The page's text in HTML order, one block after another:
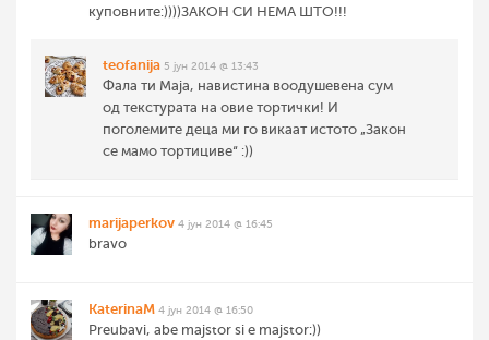
куповните:))))ЗАКОН СИ НЕМА ШТО!!!
teofanija 5 јун 2014 @ 13:43
Фала ти Маја, навистина воодушевена сум
од текстурата на овие тортички! И
поголемите деца ми го викаат истото „Закон
се мамо тортициве“ :))
marijaperkov 4 јун 2014 @ 16:45
bravo
KaterinaM 4 јун 2014 @ 16:50
Preubavi, abe majstor si e majstor:))